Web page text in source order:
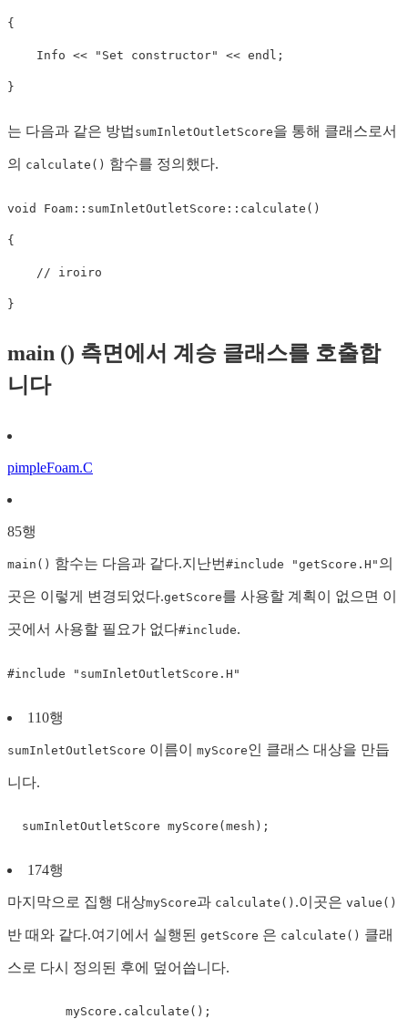
{
    Info
<< "Set constructor" << endl ;
}
는 다음과 같은 방법 sumInletOutletScore을 통해 클래스로서
의 calculate() 함수를 정의했다.
void Foam :: sumInletOutletScore :: calculate ( )
{
// iroiro
}
main () 측면에서 계승 클래스를 호출합
니다
pimpleFoam.C
85행
main() 함수는 다음과 같다.지난번 #include "getScore.H" 의
곳은 이렇게 변경되었다.getScore를 사용할 계획이 없으면 이
곳에서 사용할 필요가 없다#include.
#include "sumInletOutletScore.H"
110행
sumInletOutletScore 이름이 myScore인 클래스 대상을 만듭
니다.
  sumInletOutletScore
myScore ( mesh ) ;
174행
마지막으로 집행 대상myScore과 calculate() .이곳은 value()
반 때와 같다.여기에서 실행된 getScore 은 calculate() 클래
스로 다시 정의된 후에 덮어씁니다.
        myScore
. calculate ( ) ;